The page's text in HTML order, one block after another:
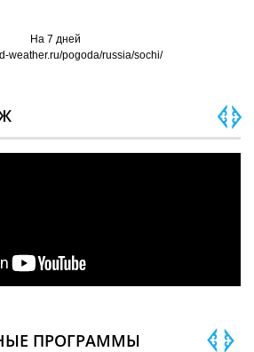
На 7 дней
weather.ru/pogoda/russia/sochi/
ПРОГРАММЫ